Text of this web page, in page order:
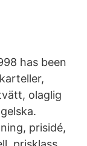
has been
olaglig
prisidé,